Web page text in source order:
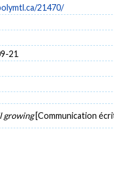
21470/
21
growing[Communication